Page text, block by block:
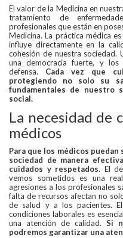
El valor de la Medicina en
tratamiento de
profesionales que están en
Medicina. La práctica médica
influye directamente en la
cohesión de nuestra sociedad.
una democracia fuerte, y
defensa. Cada vez que
protegiendo no solo su
fundamentales de nuestro
social.
La necesidad de
médicos
Para que los médicos
sociedad de manera
cuidados y respetados. El
vemos sometidos es una
agresiones a los profesionales
falta de recursos afectan no
de salud y a los pacientes.
condiciones laborales es
una atención de calidad. Si
podremos garantizar una